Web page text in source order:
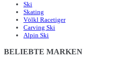
Ski
Skating
Völkl Racetiger
Carving Ski
Alpin Ski
BELIEBTE MARKEN